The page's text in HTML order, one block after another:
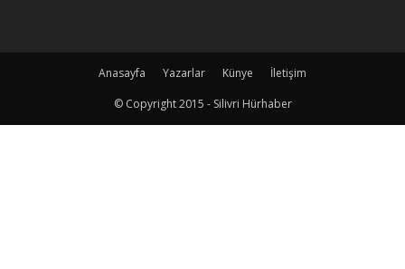
Anasayfa Yazarlar Künye
İletişim
© Copyright 2015 - Silivri Hürhaber